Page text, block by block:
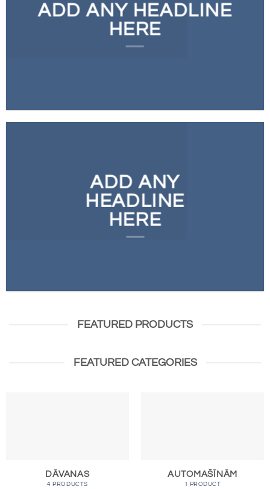
ADD ANY HEADLINE
HERE
ADD ANY
HEADLINE
HERE
FEATURED PRODUCTS
FEATURED CATEGORIES
DĀVANAS
4 PRODUCTS
AUTOMAŠĪNĀM
1 PRODUCT